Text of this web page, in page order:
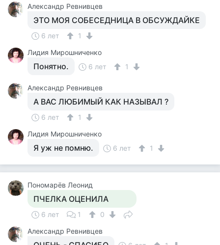
Александр Ревнивцев
ЭТО МОЯ СОБЕСЕДНИЦА В ОБСУЖДАЙКЕ
6 лет
1
Лидия Мирошниченко
Понятно. 6 лет 1
Александр Ревнивцев
А ВАС ЛЮБИМЫЙ КАК НАЗЫВАЛ ?
6 лет
1
Лидия Мирошниченко
Я уж не помню. 6 лет 1
Пономарёв Леонид
ПЧЕЛКА ОЦЕНИЛА
6 лет 1
0
Александр Ревнивцев